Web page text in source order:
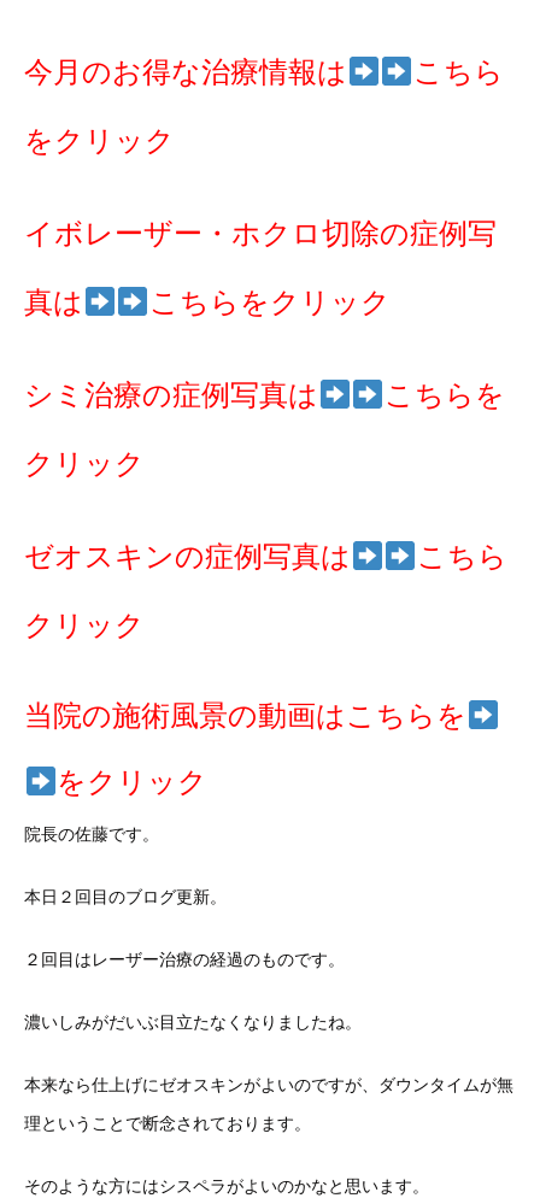
今月のお得な治療情報は こちら
をクリック
イボレーザー・ホクロ切除の症例写
真は こちらをクリック
シミ治療の症例写真は こちらを
クリック
ゼオスキンの症例写真は こちら
クリック
当院の施術風景の動画はこちらを
をクリック
院長の佐藤です。
本日２回目のブログ更新。
２回目はレーザー治療の経過のものです。
濃いしみがだいぶ目立たなくなりましたね。
本来なら仕上げにゼオスキンがよいのですが、ダウンタイムが無
理ということで断念されております。
そのような方にはシスペラがよいのかなと思います。